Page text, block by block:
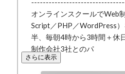
オンラインスクールでWeb
Script／PHP／WordPress
半、毎朝4時から3時間＋休
制作会社3社とのパ
さらに表示